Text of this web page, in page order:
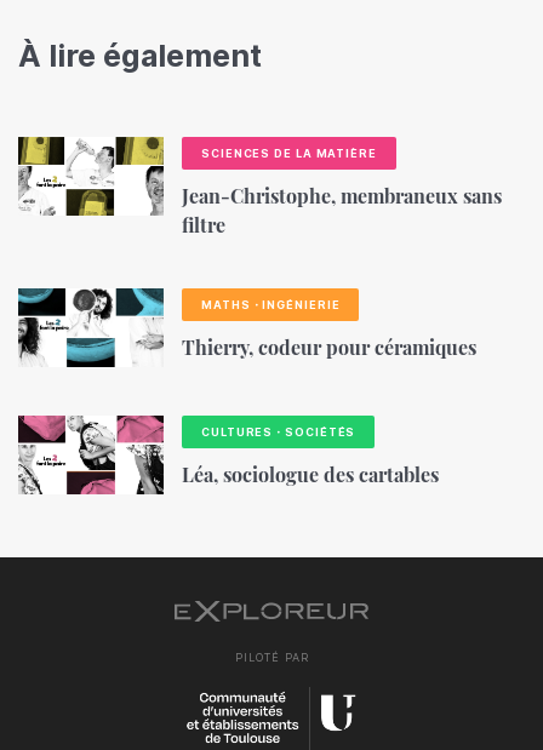
À lire également
SCIENCES DE LA MATIÈRE
Jean-Christophe, membraneux sans
filtre
MATHS・INGÉNIERIE
Thierry, codeur pour céramiques
CULTURES・SOCIÉTÉS
Léa, sociologue des cartables
PILOTÉ PAR